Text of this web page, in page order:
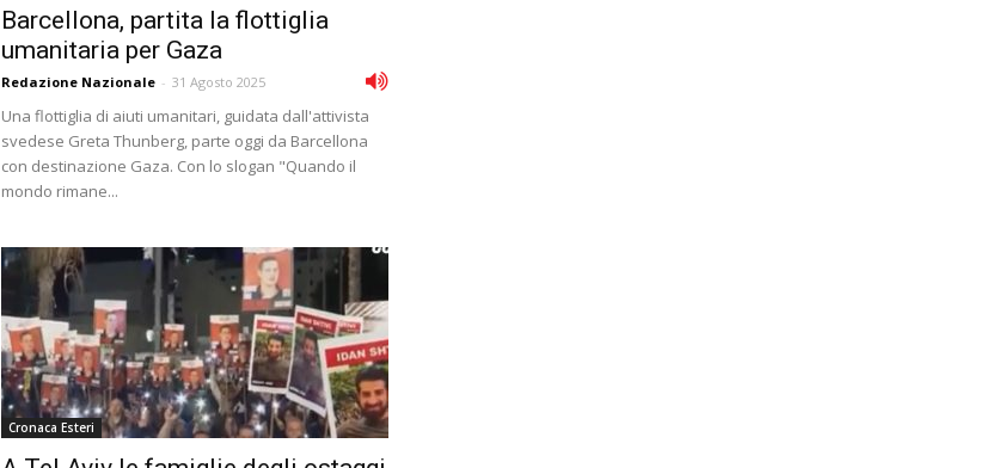
Barcellona, partita la flottiglia
umanitaria per Gaza
Redazione Nazionale - 31 Agosto 2025
Una flottiglia di aiuti umanitari, guidata dall'attivista
svedese Greta Thunberg, parte oggi da Barcellona
con destinazione Gaza. Con lo slogan "Quando il
mondo rimane...
Cronaca Esteri